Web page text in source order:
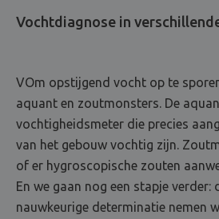
Vochtdiagnose in
VOm opstijgend vocht op te
aquant en zoutmonsters. De
vochtigheidsmeter die precies
van het gebouw vochtig zijn.
of er hygroscopische zouten
En we gaan nog een stapje
nauwkeurige determinatie nemen